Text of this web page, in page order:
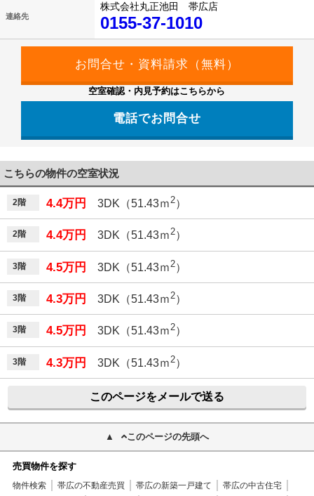
連絡先
株式会社丸正池田 帯広店
0155-37-1010
空室確認・内見予約はこちらから
電話でお問合せ
こちらの物件の空室状況
2階 4.4万円 3DK（51.43ｍ2）
2階 4.4万円 3DK（51.43ｍ2）
3階 4.5万円 3DK（51.43ｍ 2）
3階 4.3万円 3DK（51.43ｍ 2）
3階 4.5万円 3DK（51.43ｍ2）
3階 4.3万円 3DK（51.43ｍ 2）
このページをメールで送る
このページの先頭へ
売買物件を探す
物件検索 帯広の不動産売買 帯広の新築一戸建て
帯広の中古住宅